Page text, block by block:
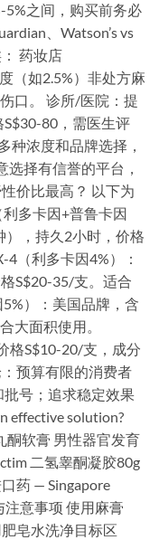
5%之间，购买前务必
、Watson’s vs
药妆店
（如2.5%）非处方麻
口。 诊所/医院：提
80，需医生评
种浓度和品牌选择，
择有信誉的平台，
价比最高？ 以下为
多卡因+普鲁卡因
），持久2小时，价格
（利多卡因4%）：
S$20-35/支。适合
）：美国品牌，含
大面积使用。
格S$10-20/支，成分
预算有限的消费者
号；追求稳定效果
effective solution?
酮软膏 男性器官发育
二氢睾酮凝胶80g
药 — Singapore
意事项 使用麻膏
皂水洗净目标区